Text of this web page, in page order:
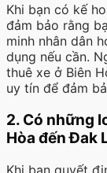
Khi bạn có kế
đảm bảo rằng
minh nhân dân
dụng nếu cần.
thuê xe ở Biên
uy tín để đảm
2. Có những
Hòa đến Đak
Khi bạn quyết